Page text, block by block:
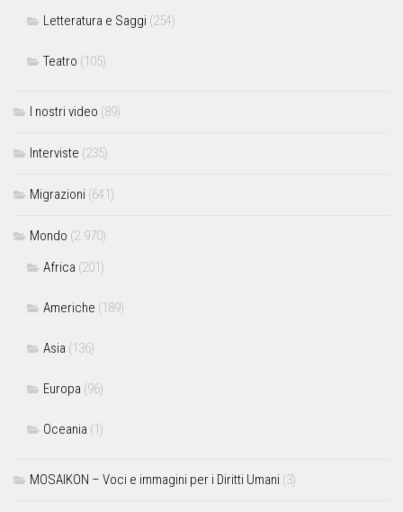
Letteratura e Saggi (254)
Teatro (105)
I nostri video (89)
Interviste (235)
Migrazioni (641)
Mondo (2.970)
Africa (201)
Americhe (189)
Asia (136)
Europa (96)
Oceania (1)
MOSAIKON – Voci e immagini per i Diritti Umani (3)